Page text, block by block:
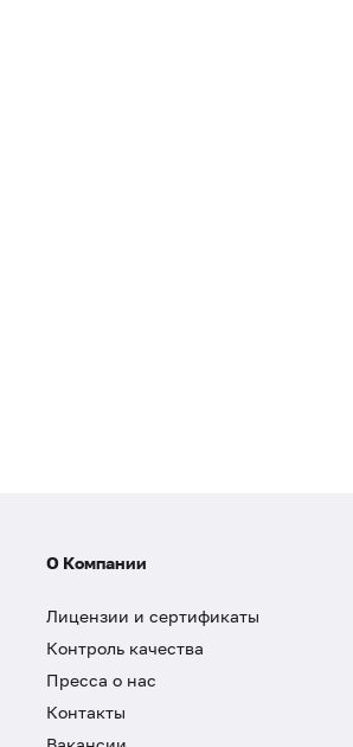
О Компании
Лицензии и сертификаты
Контроль качества
Пресса о нас
Контакты